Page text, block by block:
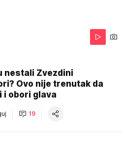
nestali Zvezdini
Ovo nije trenutak da
i obori glava
19